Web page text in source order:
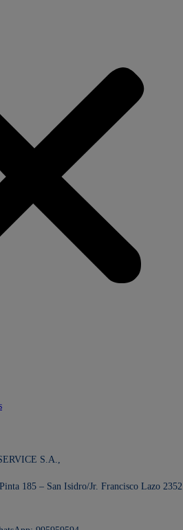
S.A.,
185 – San Isidro/Jr. Francisco Lazo 2352